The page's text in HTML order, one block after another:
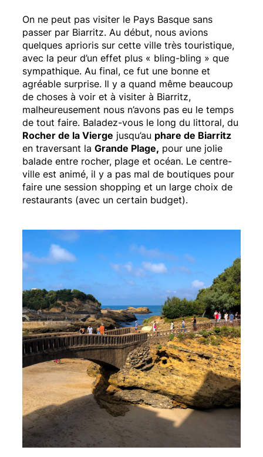
On ne peut pas visiter le Pays Basque sans
passer par Biarritz. Au début, nous avions
quelques aprioris sur cette ville très touristique,
avec la peur d’un effet plus « bling-bling » que
sympathique. Au final, ce fut une bonne et
agréable surprise. Il y a quand même beaucoup
de choses à voir et à visiter à Biarritz,
malheureusement nous n’avons pas eu le temps
de tout faire. Baladez-vous le long du littoral, du
Rocher de la Vierge jusqu’au phare de Biarritz
en traversant la Grande Plage, pour une jolie
balade entre rocher, plage et océan. Le centre-
ville est animé, il y a pas mal de boutiques pour
faire une session shopping et un large choix de
restaurants (avec un certain budget).